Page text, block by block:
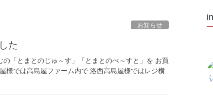
お知らせ
た
「とまとのじゅ～す」「とまとのぺ～すと」を お買
様では高島屋ファーム内で 洛西高島屋様ではレジ横